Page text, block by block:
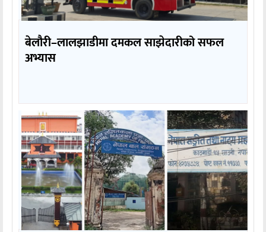
बेलौरी–लालझाडीमा दमकल साझेदारीको सफल
अभ्यास